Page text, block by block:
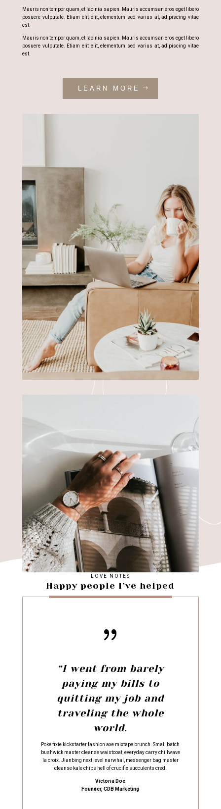
Mauris non tempor quam, et lacinia sapien. Mauris accumsan eros eget libero
posuere vulputate. Etiam elit elit, elementum sed varius at, adipiscing vitae
est.
Mauris non tempor quam, et lacinia sapien. Mauris accumsan eros eget libero
posuere vulputate. Etiam elit elit, elementum sed varius at, adipiscing vitae
est.
LEARN MORE
LOVE NOTES
Happy people I’ve helped
{
“I went from barely
paying my bills to
quitting my job and
traveling the whole
world.
Poke fixie kickstarter fashion axe mixtape brunch. Small batch
bushwick master cleanse waistcoat, everyday carry chillwave
la croix. Jianbing next level narwhal, messenger bag master
cleanse kale chips hell of crucifix succulents cred.
Victoria Doe
Founder, CDB Marketing